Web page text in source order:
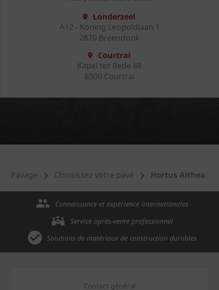
Londerzeel
A12 - Koning Leopoldlaan 1
2870 Breendonk
Courtrai
Kapel ter Bede 88
8500 Courtrai
Pavage Choisissez votre pavé Hortus Althea
Connaissance et expérience internationales
Service après-vente professionnel
Solutions de matériaux de construction durables
Contact général